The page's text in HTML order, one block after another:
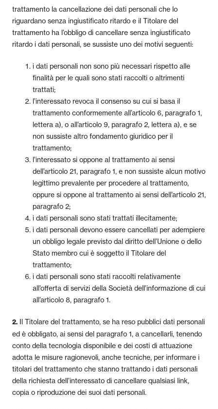
trattamento la cancellazione dei dati personali che lo
riguardano senza ingiustificato ritardo e il Titolare del
trattamento ha l’obbligo di cancellare senza ingiustificato
ritardo i dati personali, se sussiste uno dei motivi seguenti:
i dati personali non sono più necessari rispetto alle
finalità per le quali sono stati raccolti o altrimenti
trattati;
l’interessato revoca il consenso su cui si basa il
trattamento conformemente all’articolo 6, paragrafo 1,
lettera a), o all’articolo 9, paragrafo 2, lettera a), e se
non sussiste altro fondamento giuridico per il
trattamento;
l’interessato si oppone al trattamento ai sensi
dell’articolo 21, paragrafo 1, e non sussiste alcun motivo
legittimo prevalente per procedere al trattamento,
oppure si oppone al trattamento ai sensi dell’articolo 21,
paragrafo 2;
i dati personali sono stati trattati illecitamente;
i dati personali devono essere cancellati per adempiere
un obbligo legale previsto dal diritto dell’Unione o dello
Stato membro cui è soggetto il Titolare del
trattamento;
i dati personali sono stati raccolti relativamente
all’offerta di servizi della Società dell’informazione di cui
all’articolo 8, paragrafo 1.
2. Il Titolare del trattamento, se ha reso pubblici dati personali
ed è obbligato, ai sensi del paragrafo 1, a cancellarli, tenendo
conto della tecnologia disponibile e dei costi di attuazione
adotta le misure ragionevoli, anche tecniche, per informare i
titolari del trattamento che stanno trattando i dati personali
della richiesta dell’interessato di cancellare qualsiasi link,
copia o riproduzione dei suoi dati personali.